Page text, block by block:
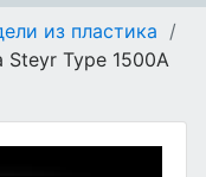
из пластика /
Type 1500A